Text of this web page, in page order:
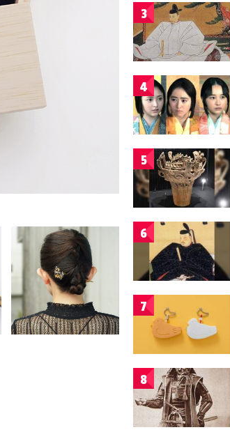
3
4
5
6
7
8